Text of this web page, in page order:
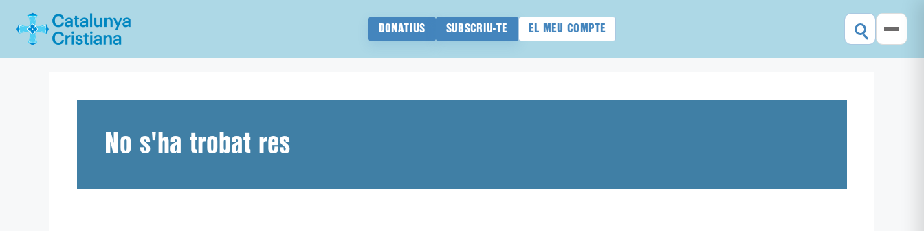
DONATIUS SUBSCRIU-TE EL MEU COMPTE
No s'ha trobat res